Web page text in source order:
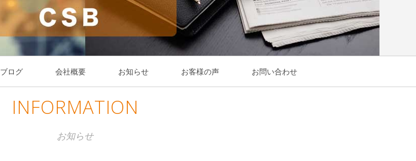
ブログ 会社概要 お知らせ お客様の声 お問い合わせ
INFORMATION
お知らせ